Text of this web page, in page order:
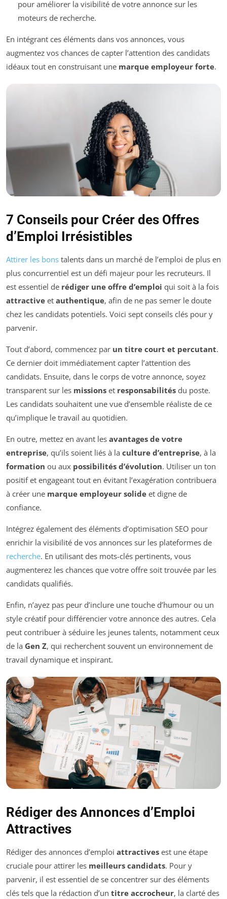
pour améliorer la visibilité de votre annonce sur les
moteurs de recherche.
En intégrant ces éléments dans vos annonces, vous
augmentez vos chances de capter l’attention des candidats
idéaux tout en construisant une marque employeur forte.
7 Conseils pour Créer des Offres
d’Emploi Irrésistibles
Attirer les bons talents dans un marché de l’emploi de plus en
plus concurrentiel est un défi majeur pour les recruteurs. Il
est essentiel de rédiger une offre d’emploi qui soit à la fois
attractive et authentique, afin de ne pas semer le doute
chez les candidats potentiels. Voici sept conseils clés pour y
parvenir.
Tout d’abord, commencez par un titre court et percutant.
Ce dernier doit immédiatement capter l’attention des
candidats. Ensuite, dans le corps de votre annonce, soyez
transparent sur les missions et responsabilités du poste.
Les candidats souhaitent une vue d’ensemble réaliste de ce
qu’implique le travail au quotidien.
En outre, mettez en avant les avantages de votre
entreprise, qu’ils soient liés à la culture d’entreprise, à la
formation ou aux possibilités d’évolution. Utiliser un ton
positif et engageant tout en évitant l’exagération contribuera
à créer une marque employeur solide et digne de
confiance.
Intégrez également des éléments d’optimisation SEO pour
enrichir la visibilité de vos annonces sur les plateformes de
recherche. En utilisant des mots-clés pertinents, vous
augmenterez les chances que votre offre soit trouvée par les
candidats qualifiés.
Enfin, n’ayez pas peur d’inclure une touche d’humour ou un
style créatif pour différencier votre annonce des autres. Cela
peut contribuer à séduire les jeunes talents, notamment ceux
de la Gen Z, qui recherchent souvent un environnement de
travail dynamique et inspirant.
Rédiger des Annonces d’Emploi
Attractives
Rédiger des annonces d’emploi attractives est une étape
cruciale pour attirer les meilleurs candidats. Pour y
parvenir, il est essentiel de se concentrer sur des éléments
clés tels que la rédaction d’un titre accrocheur, la clarté des